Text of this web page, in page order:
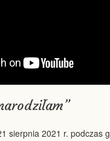
sierpnia 2021 r. podczas